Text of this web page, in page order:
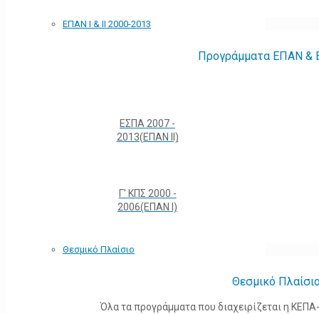
ΕΠΑΝ Ι & ΙΙ 2000-2013
Προγράμματα ΕΠΑΝ &
ΕΣΠΑ 2007 -
2013(ΕΠΑΝ ΙΙ)
Γ' ΚΠΣ 2000 -
2006(ΕΠΑΝ Ι)
Θεσμικό Πλαίσιο
Θεσμικό
Όλα τα προγράμματα που διαχειρίζεται η